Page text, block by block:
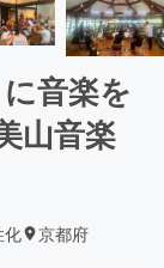
音楽を
山音楽
化 京都府